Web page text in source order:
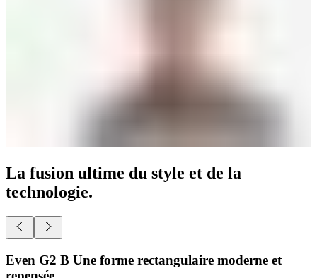
La fusion ultime du style et de la
technologie.
Even G2 A Une forme pantos classique et repensée.